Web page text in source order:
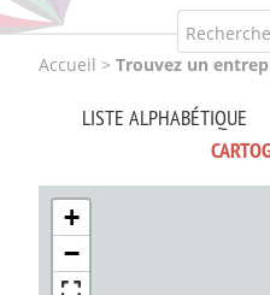
Accueil > Trouvez un
LISTE ALPHABÉTIQUE
+
−